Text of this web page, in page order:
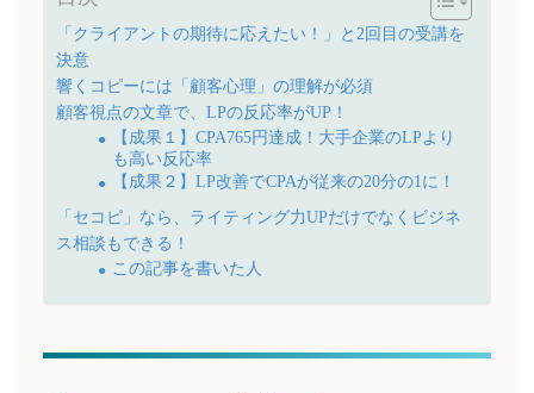
「クライアントの期待に応えたい！」と2回目の受講を
決意
響くコピーには「顧客心理」の理解が必須
顧客視点の文章で、LPの反応率がUP！
【成果１】CPA765円達成！大手企業のLPより
も高い反応率
【成果２】LP改善でCPAが従来の20分の1に！
「セコピ」なら、ライティング力UPだけでなくビジネ
ス相談もできる！
この記事を書いた人